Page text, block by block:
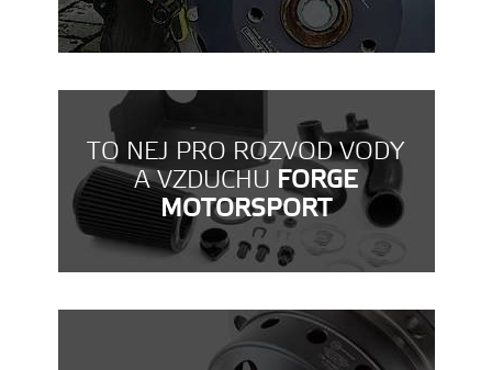
TO NEJ PRO ROZVOD VODY
A VZDUCHU FORGE
MOTORSPORT